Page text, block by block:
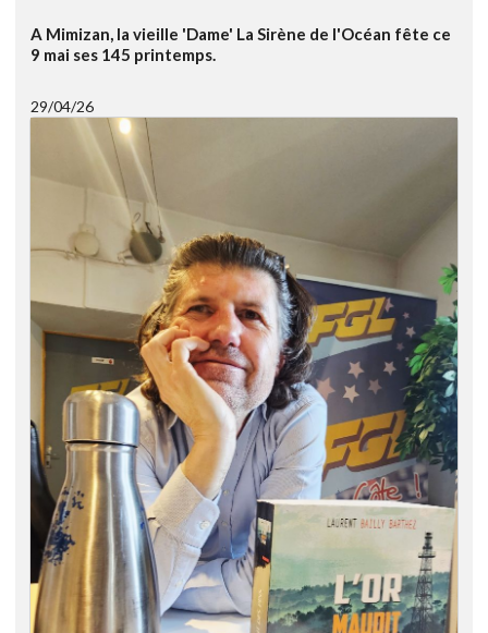
A Mimizan, la vieille 'Dame' La Sirène de l'Océan fête ce
9 mai ses 145 printemps.
29/04/26